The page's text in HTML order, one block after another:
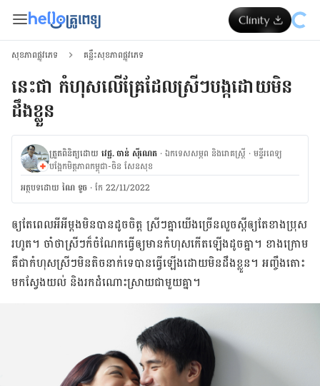
សុខភាពផ្លូវភេទ គន្លឹះសុខភាពផ្លូវភេទ
នេះជា កំហុសលើគ្រែដែលស្រីៗបង្កដោយមិន
ដឹងខ្លួន
ត្រួតពិនិត្យដោយ វេជ្ជ. ចាន់ ស៊ីណេត ·ឯកទេសសម្ភព និងរោគស្ត្រី ·ម​ន្ទីរពេទ្យ
បង្អែកមិត្តភាពកម្ពុជា-ចិន សែនសុខ
អត្ថបទ​ដោយ ណៃ ទូច ·កែ 22/11/2022
ឲ្យ​តែ​ពេល​អីអី​ម្ដង​មិន​បាន​ដូច​ចិត្ដ ស្រី​ៗគ្នា​យើង​ច្រើន​លួចស្ដី​ឲ្យ​តែ​ខាង​ប្រុស​
រហូត។ ចាំ​ថា​ស្រី​ៗ​ក៏​ចំណែក​ធ្វើ​ឲ្យ​មាន​កំហុស​កើត​ឡើង​ដូច​គ្នា។ ខាង​ក្រោម​
គឺ​ជា​កំហុស​ស្រី​ៗមិន​តិច​នាក់ទេ​បាន​ធ្វើ​ឡើង​ដោយ​មិន​ដឹង​ខ្លួន។ អញ្ចឹង​តោះ
មក​ស្វែង​យល់ និង​រក​ដំណោះ​ស្រាយ​ជាមួយ​គ្នា។